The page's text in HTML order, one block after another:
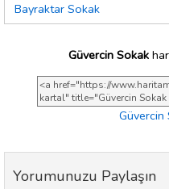
Bayraktar Sokak
Güvercin Sokak
Güvercin
Yorumunuzu Paylaşın